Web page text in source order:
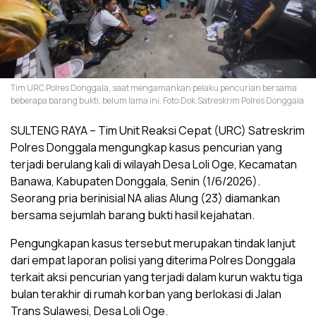
Tim URC Polres Donggala, saat mengamankan pelaku pencurian bersama
beberapa barang bukti, belum lama ini. Foto:Dok.Satreskrim Polres Donggala
SULTENG RAYA – Tim Unit Reaksi Cepat (URC) Satreskrim
Polres Donggala mengungkap kasus pencurian yang
terjadi berulang kali di wilayah Desa Loli Oge, Kecamatan
Banawa, Kabupaten Donggala, Senin (1/6/2026).
Seorang pria berinisial NA alias Alung (23) diamankan
bersama sejumlah barang bukti hasil kejahatan.
Pengungkapan kasus tersebut merupakan tindak lanjut
dari empat laporan polisi yang diterima Polres Donggala
terkait aksi pencurian yang terjadi dalam kurun waktu tiga
bulan terakhir di rumah korban yang berlokasi di Jalan
Trans Sulawesi, Desa Loli Oge.